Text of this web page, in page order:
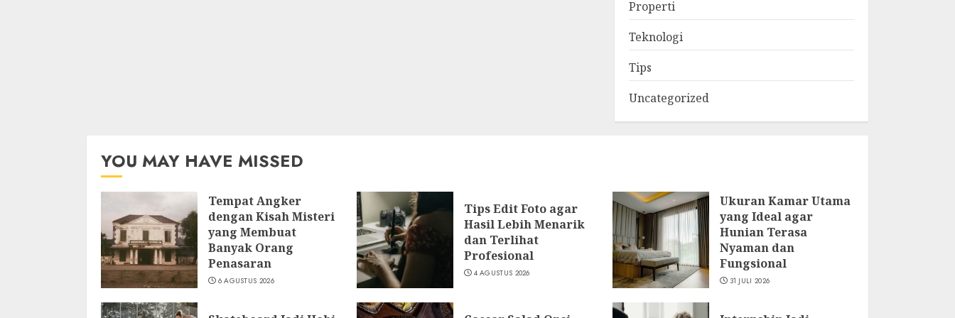
Properti
Teknologi
Tips
Uncategorized
YOU MAY HAVE MISSED
Tempat Angker
dengan Kisah Misteri
yang Membuat
Banyak Orang
Penasaran
6 AGUSTUS 2026
Tips Edit Foto agar
Hasil Lebih Menarik
dan Terlihat
Profesional
4 AGUSTUS 2026
Ukuran Kamar Utama
yang Ideal agar
Hunian Terasa
Nyaman dan
Fungsional
31 JULI 2026